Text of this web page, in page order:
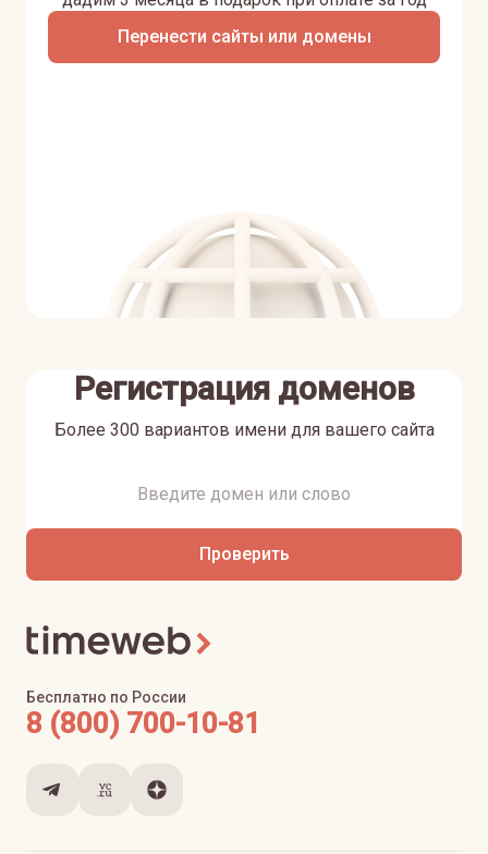
Перенести сайты или домены
Регистрация доменов
Более 300 вариантов имени для вашего сайта
Проверить
Бесплатно по России
8 (800) 700-10-81